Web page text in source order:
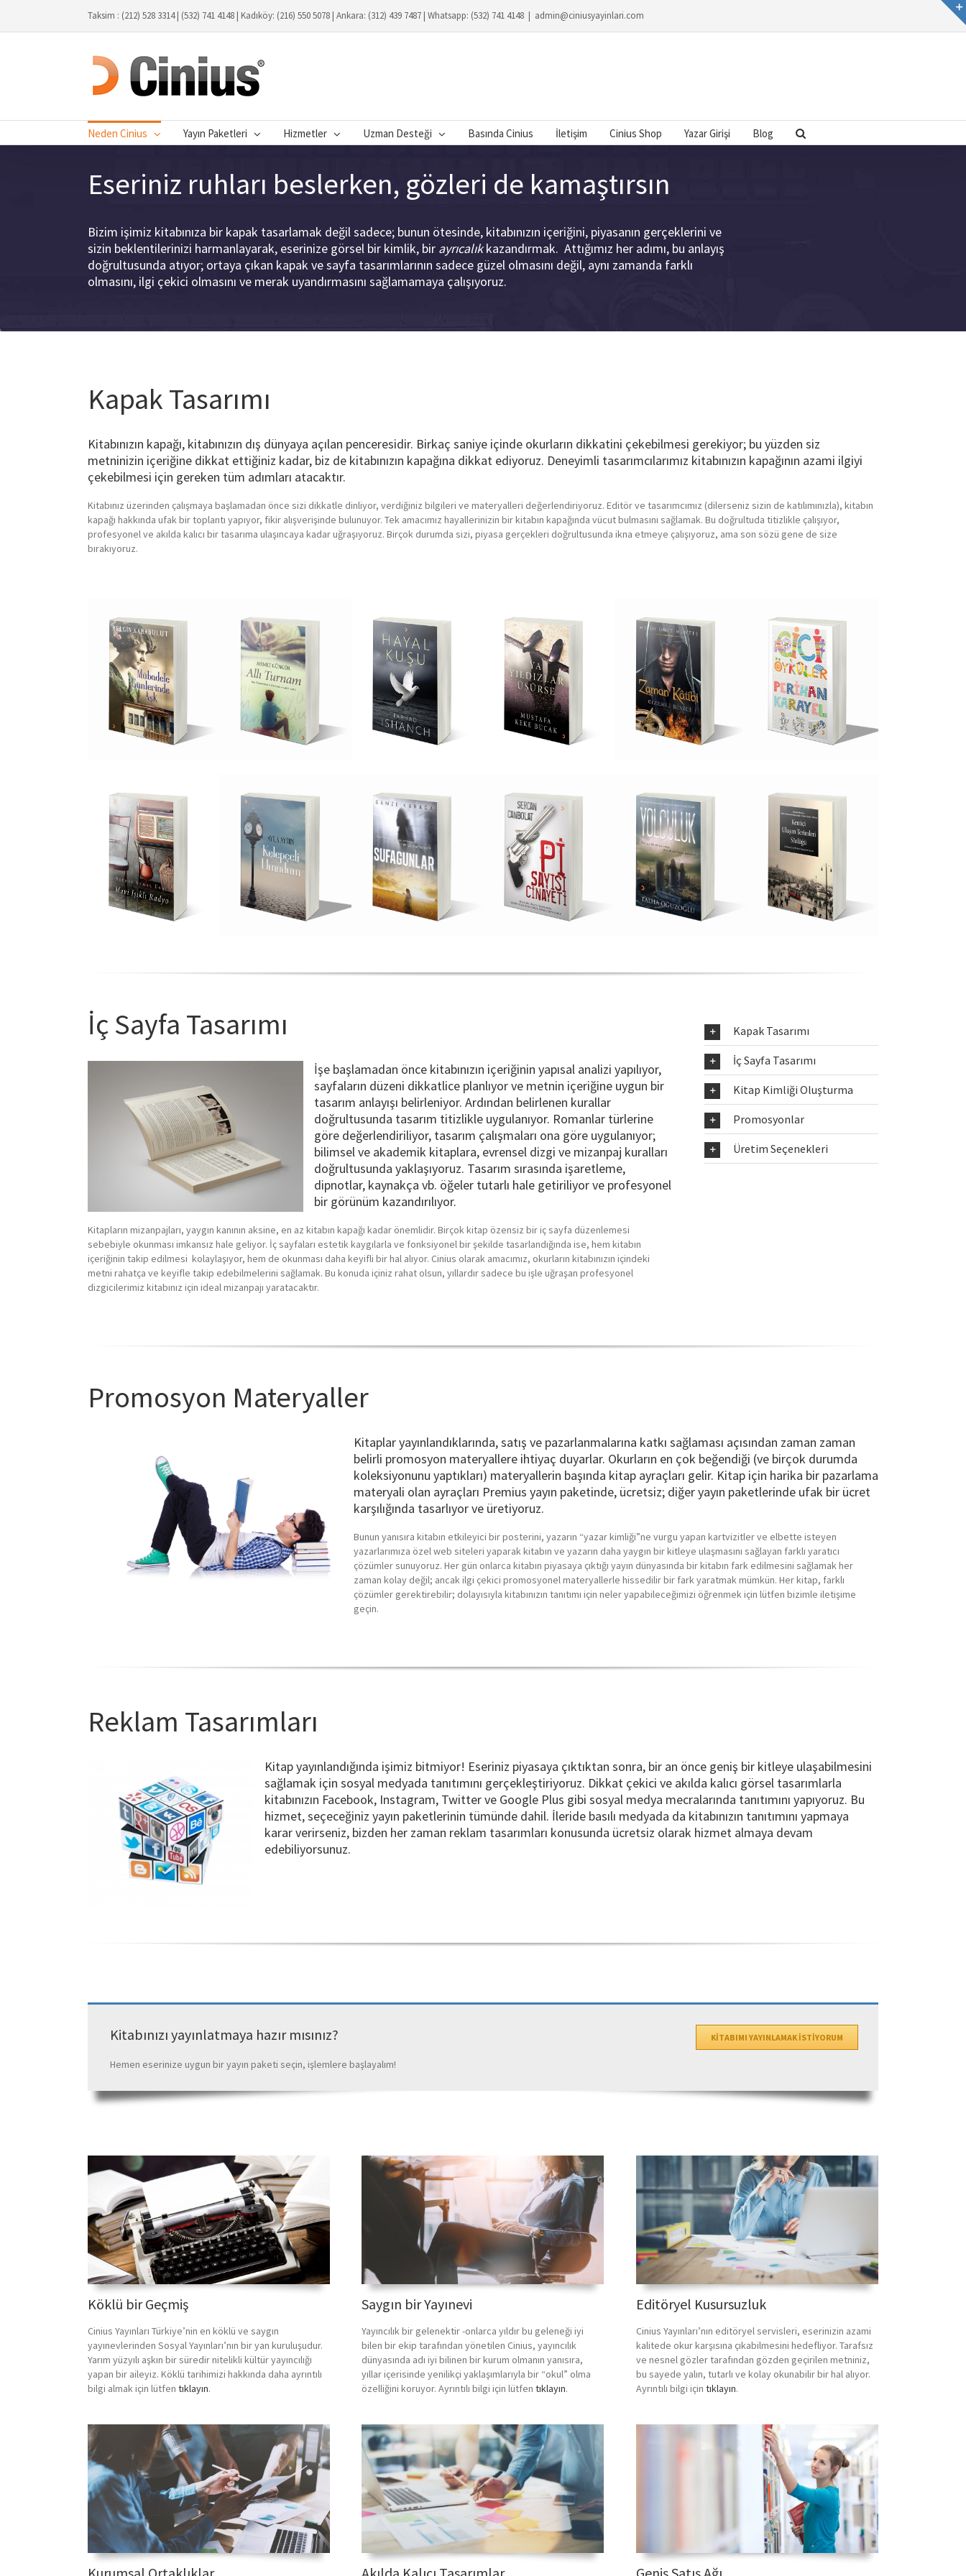
Taksim : (212) 528 3314 | (532) 741 4148 | Kadıköy: (216) 550 5078 | Ankara: (312) 439 7487 | Whatsapp: (532) 741 4148 | admin@ciniusyayinlari.com
Neden Cinius Yayın Paketleri Hizmetler Uzman Desteği Basında Cinius İletişim Cinius Shop Yazar Girişi Blog
Eseriniz ruhları beslerken, gözleri de kamaştırsın
Bizim işimiz kitabınıza bir kapak tasarlamak değil sadece; bunun ötesinde, kitabınızın içeriğini, piyasanın gerçeklerini ve
sizin beklentilerinizi harmanlayarak, eserinize görsel bir kimlik, bir ayrıcalıkkazandırmak. Attığımız her adımı, bu anlayış
doğrultusunda atıyor; ortaya çıkan kapak ve sayfa tasarımlarının sadece güzel olmasını değil, aynı zamanda farklı
olmasını, ilgi çekici olmasını ve merak uyandırmasını sağlamamaya çalışıyoruz.
Kapak Tasarımı
Kitabınızın kapağı, kitabınızın dış dünyaya açılan penceresidir. Birkaç saniye içinde okurların dikkatini çekebilmesi gerekiyor; bu yüzden siz
metninizin içeriğine dikkat ettiğiniz kadar, biz de kitabınızın kapağına dikkat ediyoruz. Deneyimli tasarımcılarımız kitabınızın kapağının azami ilgiyi
çekebilmesi için gereken tüm adımları atacaktır.
Kitabınız üzerinden çalışmaya başlamadan önce sizi dikkatle dinliyor, verdiğiniz bilgileri ve materyalleri değerlendiriyoruz. Editör ve tasarımcımız (dilerseniz sizin de katılımınızla), kitabın
kapağı hakkında ufak bir toplantı yapıyor, fikir alışverişinde bulunuyor. Tek amacımız hayallerinizin bir kitabın kapağında vücut bulmasını sağlamak. Bu doğrultuda titizlikle çalışıyor,
profesyonel ve akılda kalıcı bir tasarıma ulaşıncaya kadar uğraşıyoruz. Birçok durumda sizi, piyasa gerçekleri doğrultusunda ikna etmeye çalışıyoruz, ama son sözü gene de size
bırakıyoruz.
İç Sayfa Tasarımı
İşe başlamadan önce kitabınızın içeriğinin yapısal analizi yapılıyor,
sayfaların düzeni dikkatlice planlıyor ve metnin içeriğine uygun bir
tasarım anlayışı belirleniyor. Ardından belirlenen kurallar
doğrultusunda tasarım titizlikle uygulanıyor. Romanlar türlerine
göre değerlendiriliyor, tasarım çalışmaları ona göre uygulanıyor;
bilimsel ve akademik kitaplara, evrensel dizgi ve mizanpaj kuralları
doğrultusunda yaklaşıyoruz. Tasarım sırasında işaretleme,
dipnotlar, kaynakça vb. öğeler tutarlı hale getiriliyor ve profesyonel
bir görünüm kazandırılıyor.
Kitapların mizanpajları, yaygın kanının aksine, en az kitabın kapağı kadar önemlidir. Birçok kitap özensiz bir iç sayfa düzenlemesi
sebebiyle okunması imkansız hale geliyor. İç sayfaları estetik kaygılarla ve fonksiyonel bir şekilde tasarlandığında ise, hem kitabın
içeriğinin takip edilmesi kolaylaşıyor, hem de okunması daha keyifli bir hal alıyor. Cinius olarak amacımız, okurların kitabınızın içindeki
metni rahatça ve keyifle takip edebilmelerini sağlamak. Bu konuda içiniz rahat olsun, yıllardır sadece bu işle uğraşan profesyonel
dizgicilerimiz kitabınız için ideal mizanpajı yaratacaktır.
Kapak Tasarımı
İç Sayfa Tasarımı
Kitap Kimliği Oluşturma
Promosyonlar
Üretim Seçenekleri
Promosyon Materyaller
Kitaplar yayınlandıklarında, satış ve pazarlanmalarına katkı sağlaması açısından zaman zaman
belirli promosyon materyallere ihtiyaç duyarlar. Okurların en çok beğendiği (ve birçok durumda
koleksiyonunu yaptıkları) materyallerin başında kitap ayraçları gelir. Kitap için harika bir pazarlama
materyali olan ayraçları Premius yayın paketinde, ücretsiz; diğer yayın paketlerinde ufak bir ücret
karşılığında tasarlıyor ve üretiyoruz.
Bunun yanısıra kitabın etkileyici bir posterini, yazarın “yazar kimliği”ne vurgu yapan kartvizitler ve elbette isteyen
yazarlarımıza özel web siteleri yaparak kitabın ve yazarın daha yaygın bir kitleye ulaşmasını sağlayan farklı yaratıcı
çözümler sunuyoruz. Her gün onlarca kitabın piyasaya çıktığı yayın dünyasında bir kitabın fark edilmesini sağlamak her
zaman kolay değil; ancak ilgi çekici promosyonel materyallerle hissedilir bir fark yaratmak mümkün. Her kitap, farklı
çözümler gerektirebilir; dolayısıyla kitabınızın tanıtımı için neler yapabileceğimizi öğrenmek için lütfen bizimle iletişime
geçin.
Reklam Tasarımları
Kitap yayınlandığında işimiz bitmiyor! Eseriniz piyasaya çıktıktan sonra, bir an önce geniş bir kitleye ulaşabilmesini
sağlamak için sosyal medyada tanıtımını gerçekleştiriyoruz. Dikkat çekici ve akılda kalıcı görsel tasarımlarla
kitabınızın Facebook, Instagram, Twitter ve Google Plus gibi sosyal medya mecralarında tanıtımını yapıyoruz. Bu
hizmet, seçeceğiniz yayın paketlerinin tümünde dahil. İleride basılı medyada da kitabınızın tanıtımını yapmaya
karar verirseniz, bizden her zaman reklam tasarımları konusunda ücretsiz olarak hizmet almaya devam
edebiliyorsunuz.
KİTABIMI YAYINLAMAK İSTİYORUM
Kitabınızı yayınlatmaya hazır mısınız?
Hemen eserinize uygun bir yayın paketi seçin, işlemlere başlayalım!
Köklü bir Geçmiş
Cinius Yayınları Türkiye’nin en köklü ve saygın
yayınevlerinden Sosyal Yayınları’nın bir yan kuruluşudur.
Yarım yüzyılı aşkın bir süredir nitelikli kültür yayıncılığı
yapan bir aileyiz. Köklü tarihimizi hakkında daha ayrıntılı
bilgi almak için lütfen tıklayın.
Saygın bir Yayınevi
Yayıncılık bir gelenektir -onlarca yıldır bu geleneği iyi
bilen bir ekip tarafından yönetilen Cinius, yayıncılık
dünyasında adı iyi bilinen bir kurum olmanın yanısıra,
yıllar içerisinde yenilikçi yaklaşımlarıyla bir “okul” olma
özelliğini koruyor. Ayrıntılı bilgi için lütfentıklayın.
Editöryel Kusursuzluk
Cinius Yayınları’nın editöryel servisleri, eserinizin azami
kalitede okur karşısına çıkabilmesini hedefliyor. Tarafsız
ve nesnel gözler tarafından gözden geçirilen metniniz,
bu sayede yalın, tutarlı ve kolay okunabilir bir hal alıyor.
Ayrıntılı bilgi için tıklayın.